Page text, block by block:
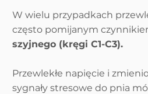
W wielu przypadkach
często pomijanym
szyjnego (kręgi C1-C3).
Przewlekłe napięcie i
sygnały stresowe do pnia